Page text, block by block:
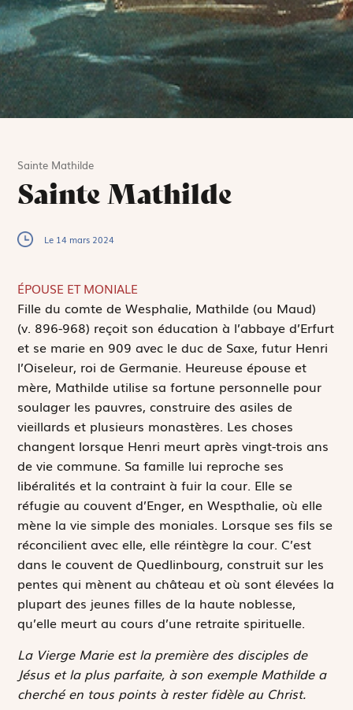
Sainte Mathilde
Sainte Mathilde
Le 14 mars 2024
ÉPOUSE ET MONIALE
Fille du comte de Wesphalie, Mathilde (ou Maud)
(v. 896-968) reçoit son éducation à l’abbaye d’Erfurt
et se marie en 909 avec le duc de Saxe, futur Henri
l’Oiseleur, roi de Germanie. Heureuse épouse et
mère, Mathilde utilise sa fortune personnelle pour
soulager les pauvres, construire des asiles de
vieillards et plusieurs monastères. Les choses
changent lorsque Henri meurt après vingt-trois ans
de vie commune. Sa famille lui reproche ses
libéralités et la contraint à fuir la cour. Elle se
réfugie au couvent d’Enger, en Wespthalie, où elle
mène la vie simple des moniales. Lorsque ses fils se
réconcilient avec elle, elle réintègre la cour. C’est
dans le couvent de Quedlinbourg, construit sur les
pentes qui mènent au château et où sont élevées la
plupart des jeunes filles de la haute noblesse,
qu’elle meurt au cours d’une retraite spirituelle.
La Vierge Marie est la première des disciples de
Jésus et la plus parfaite, à son exemple Mathilde a
cherché en tous points à rester fidèle au Christ.